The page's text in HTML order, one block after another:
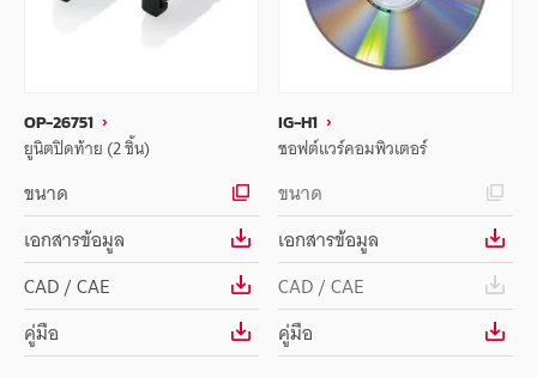
OP-26751
ยูนิตปิดท้าย (2 ชิ้น)
ขนาด
เอกสารข้อมูล
CAD / CAE
คู่มือ
IG-H1
ซอฟต์แวร์คอมพิวเตอร์
ขนาด
เอกสารข้อมูล
CAD / CAE
คู่มือ